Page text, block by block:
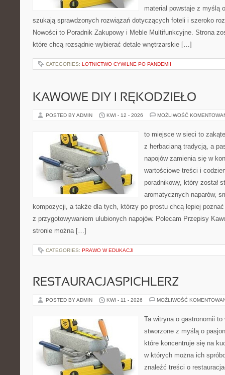
materiał powstaje z myślą
szukają sprawdzonych rozwiązań dotyczących foteli i szeroko
Nowości to Poradnik Zakupowy i Meble Multifunkcyjne. Strona
które chcą rozsądnie wybierać detale wnętrzarskie […]
CATEGORIES: LOTNICTWO CYWILNE PO PANDEMII
KAWOWE DIY I RĘKODZIEŁO
POSTED BY ADMIN KWI - 12 - 2026 MOŻLIWOŚĆ
to miejsce w sieci to
z herbacianą tradycją, a
napojów zamienia się w
wartościowe treści i
poradnikowy, który został
aromatycznych naparów,
kompozycji, a także dla tych, którzy po prostu chcą lepiej
z przygotowywaniem ulubionych napojów. Polecam Przepisy
stronie można […]
CATEGORIES: PRAWO W EDUKACJI
RESTAURACJASPICHLERZ
POSTED BY ADMIN KWI - 11 - 2026 MOŻLIWOŚĆ
Ta witryna o gastronomii
stworzone z myślą o
które koncentruje się na
w których można ich
znaleźć treści o